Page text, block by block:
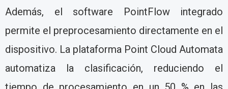
Además, el software PointFlow integrado
permite el preprocesamiento directamente en el
dispositivo. La plataforma Point Cloud Automata
automatiza la clasificación, reduciendo el